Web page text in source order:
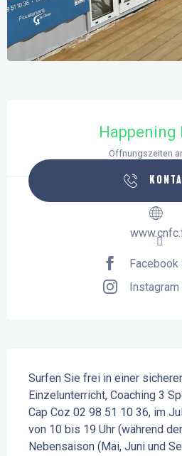
Happening
Öffnungszeiten
Facebook
Instagram
Surfen Sie frei in einer
Einzelunterricht, Coaching 3
Cap Coz 02 98 51 10 36, im
von 10 bis 19 Uhr (während
Nebensaison (Mai, Juni und